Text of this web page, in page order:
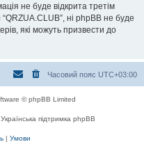
не буде відкрита третім
ні phpBB не буде
які можуть призвести до
Часовий пояс UTC+03:00
© phpBB Limited
Українська підтримка phpBB
| Умови